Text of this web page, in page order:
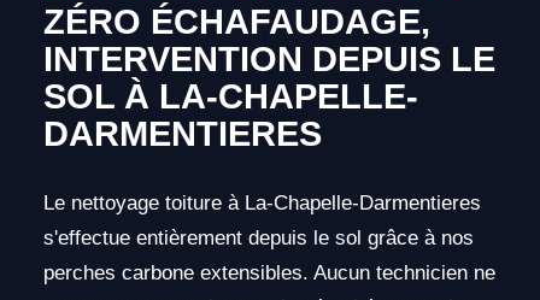
ZÉRO ÉCHAFAUDAGE,
INTERVENTION DEPUIS LE
SOL À LA-CHAPELLE-
DARMENTIERES
Le nettoyage toiture à La-Chapelle-Darmentieres
s'effectue entièrement depuis le sol grâce à nos
perches carbone extensibles. Aucun technicien ne